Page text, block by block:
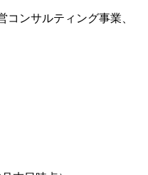
ンサルティング事業、